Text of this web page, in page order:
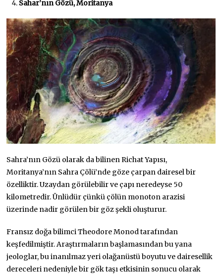
Sahar’nın Gözü, Moritanya
Sahra’nın Gözü olarak da bilinen Richat Yapısı,
Moritanya’nın Sahra Çölü’nde göze çarpan dairesel bir
özelliktir. Uzaydan görülebilir ve çapı neredeyse 50
kilometredir. Ünlüdür çünkü çölün monoton arazisi
üzerinde nadir görülen bir göz şekli oluşturur.
Fransız doğa bilimci Theodore Monod tarafından
keşfedilmiştir. Araştırmaların başlamasından bu yana
jeologlar, bu inanılmaz yeri olağanüstü boyutu ve dairesellik
dereceleri nedeniyle bir gök taşı etkisinin sonucu olarak